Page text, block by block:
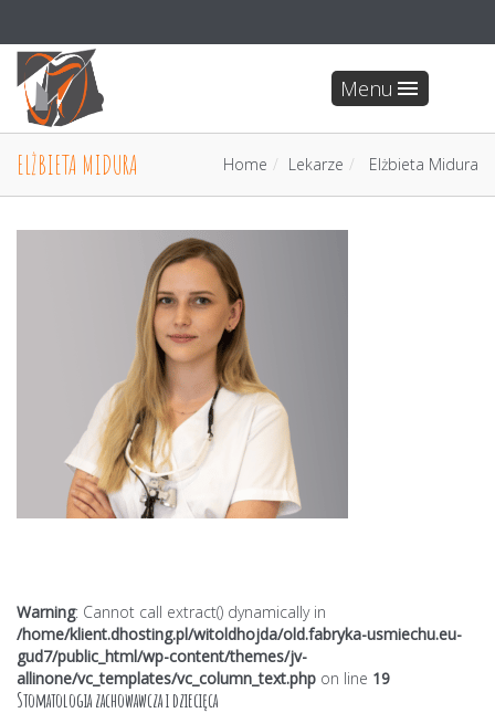
Menu
ELŻBIETA MIDURA Home Lekarze Elżbieta Midura
Warning: Cannot call extract() dynamically in
/home/klient.dhosting.pl/witoldhojda/old.fabryka-usmiechu.eu-
gud7/public_html/wp-content/themes/jv-
allinone/vc_templates/vc_column_text.php on line 19
Stomatologia zachowawcza i dziecięca